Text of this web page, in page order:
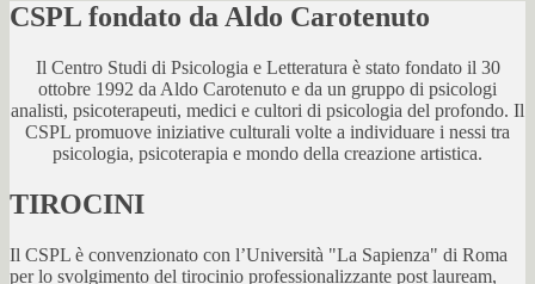
CSPL fondato da Aldo Carotenuto
Il Centro Studi di Psicologia e Letteratura è stato fondato il 30
ottobre 1992 da Aldo Carotenuto e da un gruppo di psicologi
analisti, psicoterapeuti, medici e cultori di psicologia del profondo. Il
CSPL promuove iniziative culturali volte a individuare i nessi tra
psicologia, psicoterapia e mondo della creazione artistica.
TIROCINI
Il CSPL è convenzionato con l’Università "La Sapienza" di Roma
per lo svolgimento del tirocinio professionalizzante post lauream,